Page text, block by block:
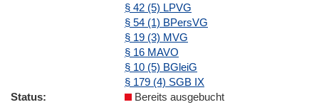
§ 42 (5) LPVG
§ 54 (1) BPersVG
§ 19 (3) MVG
§ 16 MAVO
§ 10 (5) BGleiG
§ 179 (4) SGB IX
Status
Bereits ausgebucht